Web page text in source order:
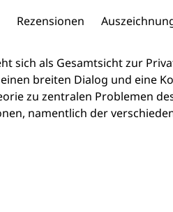
Rezensionen
sich als Gesamtsicht zur
breiten Dialog und eine
zu zentralen Problemen
namentlich der